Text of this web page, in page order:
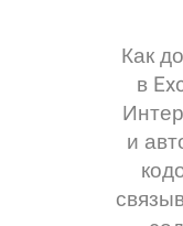
Как
в
и